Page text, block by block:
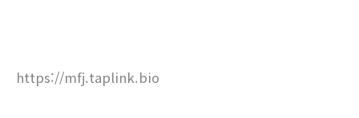
https://mfj.taplink.bio